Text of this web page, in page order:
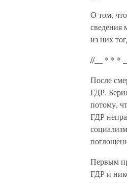
О том,
сведения
из них
//__ * * *
После
ГДР.
потому,
ГДР
Первым
ГДР и